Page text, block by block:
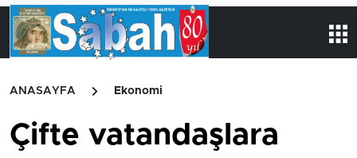
ANASAYFA Ekonomi
Çifte vatandaşlara